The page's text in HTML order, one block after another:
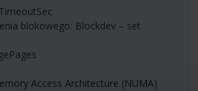
Access Architecture (NUMA)